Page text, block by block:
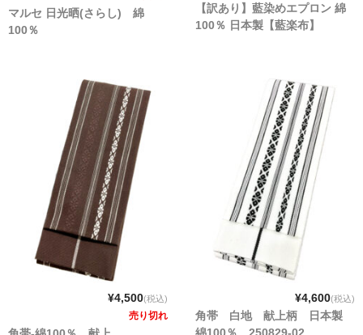
マルセ 日光晒(さらし) 綿
100％
【訳あり】藍染めエプロン 綿
100％ 日本製【藍楽布】
¥4,500(税込)
売り切れ
¥4,600(税込)
角帯 白地 献上柄 日本製